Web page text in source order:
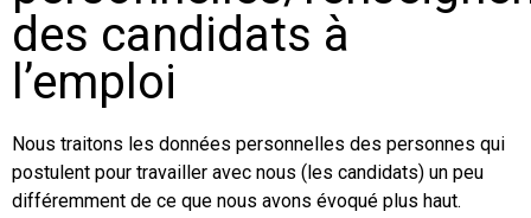
des candidats à
l’emploi
Nous traitons les données personnelles des personnes qui
postulent pour travailler avec nous (les candidats) un peu
différemment de ce que nous avons évoqué plus haut.